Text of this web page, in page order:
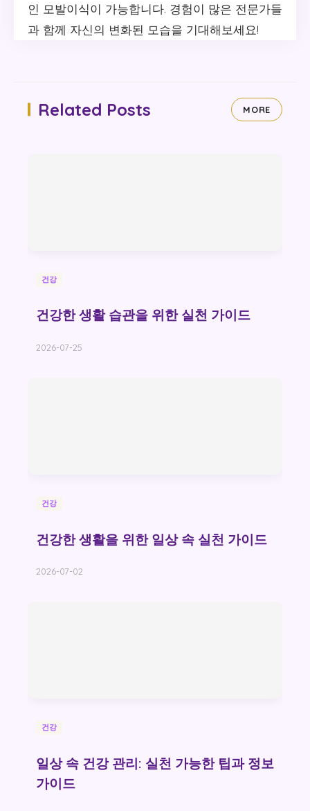
인 모발이식이 가능합니다. 경험이 많은 전문가들
과 함께 자신의 변화된 모습을 기대해보세요!
Related Posts MORE
건강
건강한 생활 습관을 위한 실천 가이드
2026-07-25
건강
건강한 생활을 위한 일상 속 실천 가이드
2026-07-02
건강
일상 속 건강 관리: 실천 가능한 팁과 정보
가이드